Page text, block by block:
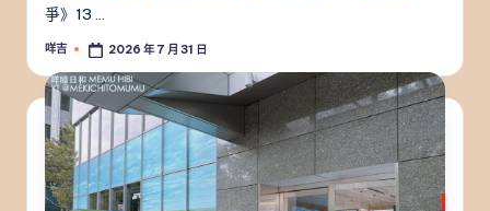
爭》13 …
Posted
咩吉 2026 年 7 月 31 日